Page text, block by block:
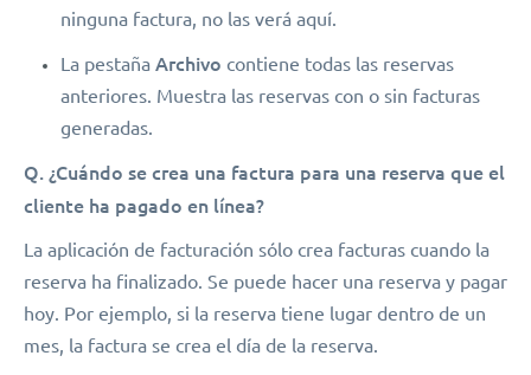
ninguna factura, no las verá aquí.
La pestaña Archivo contiene todas las reservas
anteriores. Muestra las reservas con o sin facturas
generadas.
Q. ¿Cuándo se crea una factura para una reserva que el
cliente ha pagado en línea?
La aplicación de facturación sólo crea facturas cuando la
reserva ha finalizado. Se puede hacer una reserva y pagar
hoy. Por ejemplo, si la reserva tiene lugar dentro de un
mes, la factura se crea el día de la reserva.